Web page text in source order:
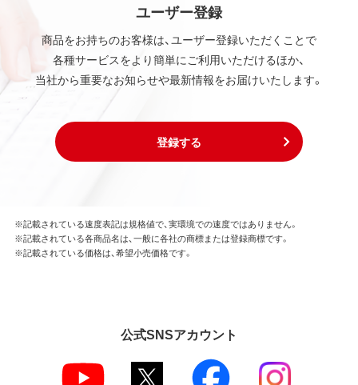
ユーザー登録
商品をお持ちのお客様は、ユーザー登録いただくことで
各種サービスをより簡単にご利用いただけるほか、
当社から重要なお知らせや最新情報をお届けいたします。
登録する
※記載されている速度表記は規格値で、実環境での速度ではありません。
※記載されている各商品名は、一般に各社の商標または登録商標です。
※記載されている価格は、希望小売価格です。
公式SNSアカウント